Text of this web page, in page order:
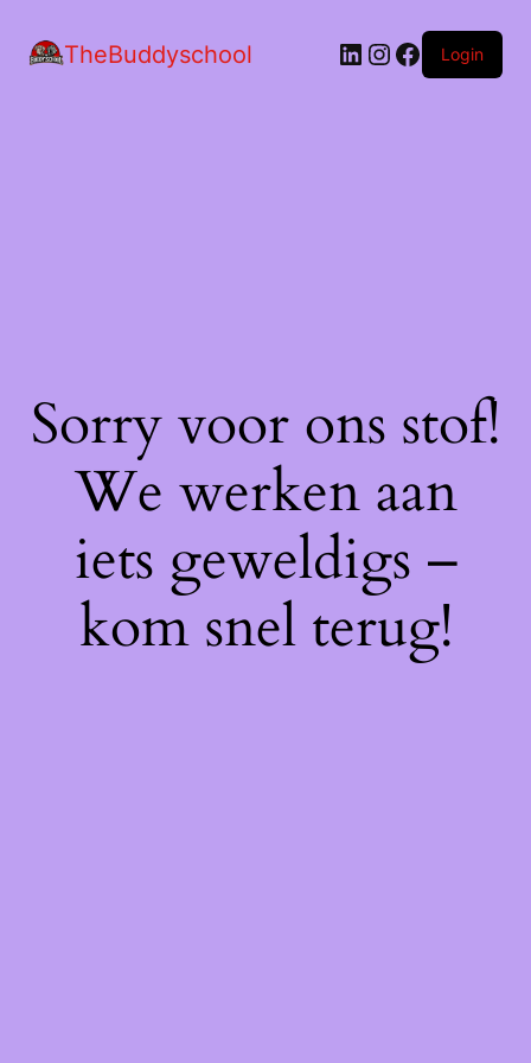
TheBuddyschool LinkedIn
Instagram
Facebook
Login
Sorry voor ons stof!
We werken aan
iets geweldigs –
kom snel terug!